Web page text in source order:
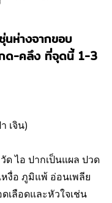
นห่างจากขอบ
ด-คลึง ที่จุดนี้ 1-3
เจิน)
ไอ ปากเป็นแผล ปวด
งื่อ ภูมิแพ้ อ่อนเพลีย
เลือดและหัวใจเช่น